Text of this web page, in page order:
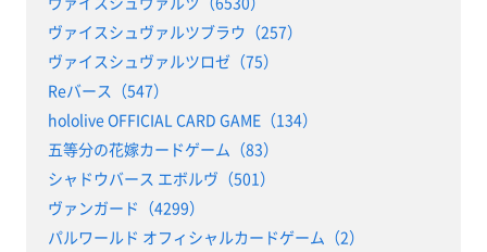
ヴァイスシュヴァルツブラウ（257）
ヴァイスシュヴァルツロゼ（75）
Reバース（547）
hololive OFFICIAL CARD GAME（134）
五等分の花嫁カードゲーム（83）
シャドウバース エボルヴ（501）
ヴァンガード（4299）
パルワールド オフィシャルカードゲーム（2）